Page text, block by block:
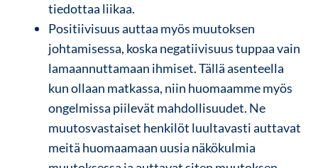
tiedottaa liikaa.
Positiivisuus auttaa myös muutoksen
johtamisessa, koska negatiivisuus tuppaa vain
lamaannuttamaan ihmiset. Tällä asenteella
kun ollaan matkassa, niin huomaamme myös
ongelmissa piilevät mahdollisuudet. Ne
muutosvastaiset henkilöt luultavasti auttavat
meitä huomaamaan uusia näkökulmia